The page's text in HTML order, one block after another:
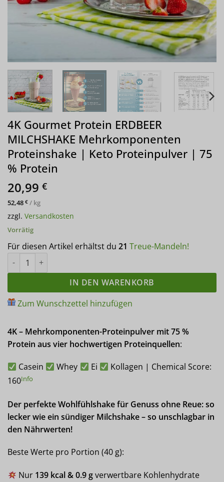
4K Gourmet Protein ERDBEER
MILCHSHAKE Mehrkomponenten
Proteinshake | Keto Proteinpulver | 75
% Protein
20,99 €
52,48 € / kg
zzgl. Versandkosten
Vorrätig
Für diesen Artikel erhältst du 21 Treue-Mandeln!
4K Gourmet Protein ERDBEER MILCHSHAKE
IN DEN WARENKORB
Zum Wunschzettel hinzufügen
4K – Mehrkomponenten-Proteinpulver mit 75 %
Protein aus vier hochwertigen Proteinquellen:
Casein Whey Ei
Kollagen | Chemical Score:
160Info
Der perfekte Wohlfühlshake für Genuss ohne Reue: so
lecker wie ein sündiger Milchshake – so unschlagbar in
den Nährwerten!
Beste Werte pro Portion (40 g):
Nur 139 kcal & 0.9 gverwertbare Kohlenhydrate